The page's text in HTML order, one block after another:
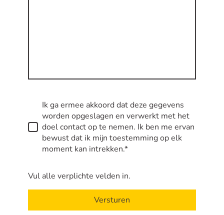
Ik ga ermee akkoord dat deze gegevens
worden opgeslagen en verwerkt met het
doel contact op te nemen. Ik ben me ervan
bewust dat ik mijn toestemming op elk
moment kan intrekken.*
Vul alle verplichte velden in.
Versturen